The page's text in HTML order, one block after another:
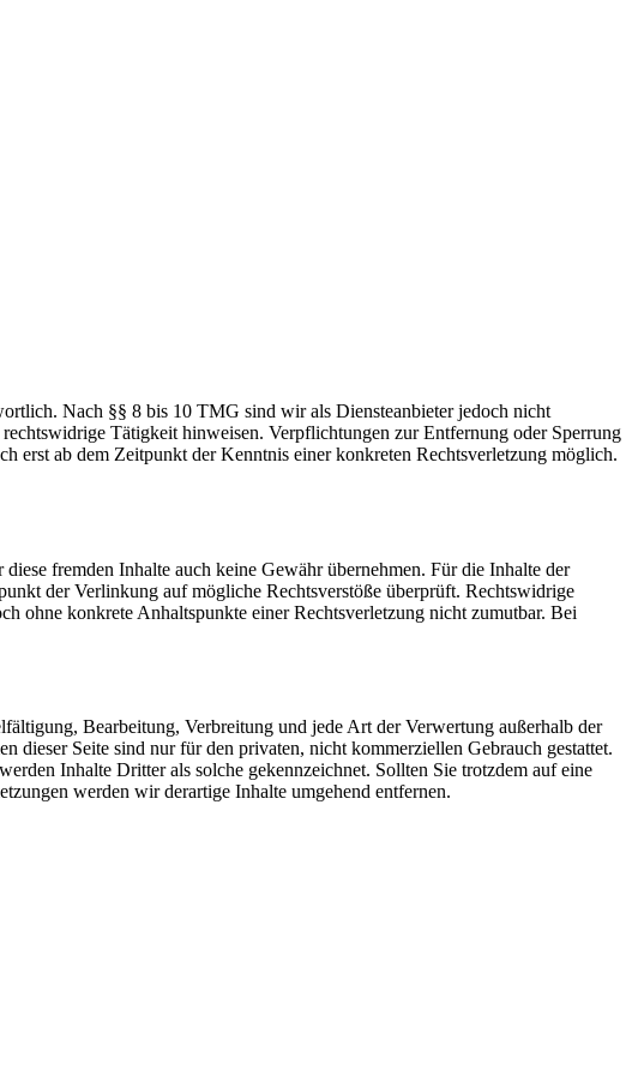
Nach §§ 8 bis 10 TMG sind wir als Diensteanbieter jedoch nicht
Tätigkeit hinweisen. Verpflichtungen zur Entfernung oder Sperrung
erst ab dem Zeitpunkt der Kenntnis einer konkreten Rechtsverletzung möglich.
fremden Inhalte auch keine Gewähr übernehmen. Für die Inhalte der
der Verlinkung auf mögliche Rechtsverstöße überprüft. Rechtswidrige
ohne konkrete Anhaltspunkte einer Rechtsverletzung nicht zumutbar. Bei
Bearbeitung, Verbreitung und jede Art der Verwertung außerhalb der
Seite sind nur für den privaten, nicht kommerziellen Gebrauch gestattet.
Inhalte Dritter als solche gekennzeichnet. Sollten Sie trotzdem auf eine
werden wir derartige Inhalte umgehend entfernen.